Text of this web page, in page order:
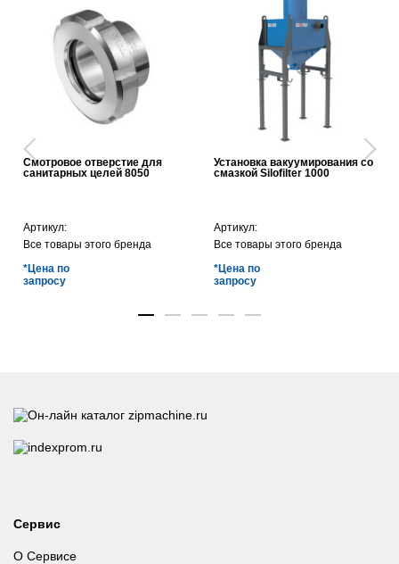
Смотровое отверстие для
санитарных целей 8050
Артикул:
Все товары этого бренда
*Цена по
запросу
Установка вакуумирования со
смазкой Silofilter 1000
Артикул:
Все товары этого бренда
*Цена по
запросу
Сервис
О Сервисе